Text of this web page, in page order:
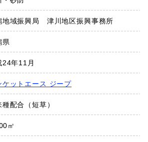
シー
お問い合わせ
地域振興局 津川地区振興事務所
県
24年11月
ケットエース ジープ
種配合（短草）
㎡